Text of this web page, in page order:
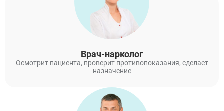
Врач-нарколог
Осмотрит пациента, проверит противопоказания, сделает
назначение